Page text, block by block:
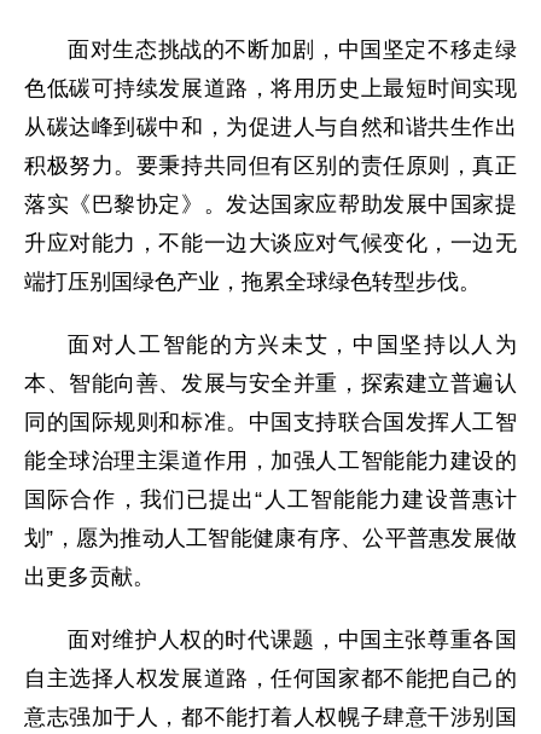
面对生态挑战的不断加剧，中国坚定不移走绿
色低碳可持续发展道路，将用历史上最短时间实现
从碳达峰到碳中和，为促进人与自然和谐共生作出
积极努力。要秉持共同但有区别的责任原则，真正
落实《巴黎协定》。发达国家应帮助发展中国家提
升应对能力，不能一边大谈应对气候变化，一边无
端打压别国绿色产业，拖累全球绿色转型步伐。
面对人工智能的方兴未艾，中国坚持以人为
本、智能向善、发展与安全并重，探索建立普遍认
同的国际规则和标准。中国支持联合国发挥人工智
能全球治理主渠道作用，加强人工智能能力建设的
国际合作，我们已提出“人工智能能力建设普惠计
划”，愿为推动人工智能健康有序、公平普惠发展做
出更多贡献。
面对维护人权的时代课题，中国主张尊重各国
自主选择人权发展道路，任何国家都不能把自己的
意志强加于人，都不能打着人权幌子肆意干涉别国